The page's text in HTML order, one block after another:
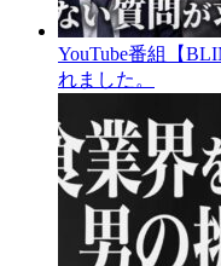
YouTube番組【
れました。